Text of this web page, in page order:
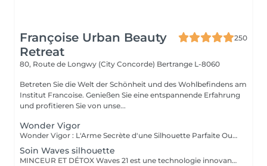
Françoise Urban Beauty
Retreat
250
80, Route de Longwy (City Concorde) Bertrange L-8060
Betreten Sie die Welt der Schönheit und des Wohlbefindens am
Institut Francoise. Genießen Sie eine entspannende Erfahrung
und profitieren Sie von unse...
Wonder Vigor
Wonder Vigor : L'Arme Secrète d'une Silhouette Parfaite Oubliez les méthodes ordinaires. Wonder Vigor est la première et unique technologie au monde à fusionner thermogenèse intelligente et contraction musculaire hélicoïdale pour détruire la graisse et sculpter le corps avec une précision chirurgicale sans bistouri, sans douleur, sans compromis. Propulsé par Thermodexia, un brevet exclusif, ce système agit en profondeur pour des résultats visibles, mesurables, et inégalés. Une expérience ultra-confortable, des effets immédiats et durables parce que votre corps mérite l'excellence absolue. Exclusivement chez nous. Parce que le génie ne se partage pas. Prêt à transformer votre corps ? Venez vivre l'expérience Wonder Vigor.
Soin Waves silhouette
MINCEUR ET DÉTOX Waves 21 est une technologie innovante aux effets rééquilibrant , minceurs et détox permettant une action ciblée sur les différentes zones que l'on souhaite amincir. Grâce a l'association de électrostimulation des métamères en lien direct avec les organes , et d'un traitement par le froid intense , ce soin , relance le système lymphatique et veineux Les tissus sont détoxifiés en profondeur , la silhouette ré harmonisée , et les imperfections telle la cellulite , et la graisse abdominale sont visiblement réduites , dès la première séance .